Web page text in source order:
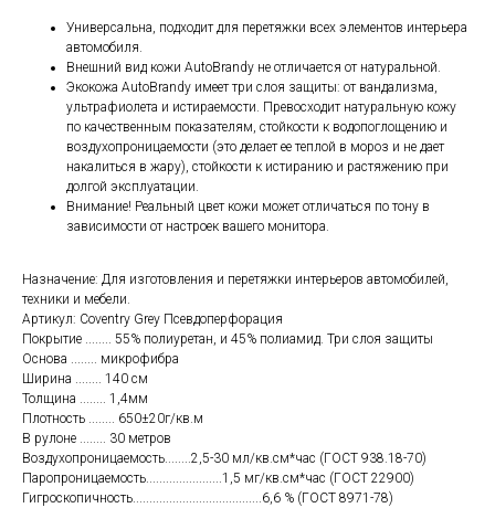
Универсальна, подходит для перетяжки всех элементов интерьера
автомобиля.
Внешний вид кожи AutoBrandy не отличается от натуральной.
Экокожа AutoBrandy имеет три слоя защиты: от вандализма,
ультрафиолета и истираемости. Превосходит натуральную кожу
по качественным показателям, стойкости к водопоглощению и
воздухопроницаемости (это делает ее теплой в мороз и не дает
накалиться в жару), стойкости к истиранию и растяжению при
долгой эксплуатации.
Внимание! Реальный цвет кожи может отличаться по тону в
зависимости от настроек вашего монитора.
Назначение: Для изготовления и перетяжки интерьеров автомобилей,
техники и мебели.
Артикул: Coventry Grey Псевдоперфорация
Покрытие ........ 55% полиуретан, и 45% полиамид. Три слоя защиты
Основа ........ микрофибра
Ширина ........ 140 см
Толщина ........ 1,4мм
Плотность ........ 650±20г/кв.м
В рулоне ........ 30 метров
Воздухопроницаемость........2,5-30 мл/кв.см*час (ГОСТ 938.18-70)
Паропроницаемость.......................1,5 мг/кв.см*час (ГОСТ 22900)
Гигроскопичность.......................................6,6 % (ГОСТ 8971-78)